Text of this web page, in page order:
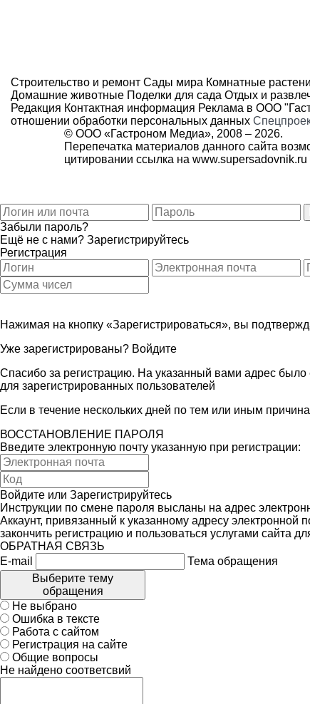
Строительство и ремонт Сады мира Комнатные
Домашние животные Поделки для сада Отдых и
Редакция Контактная информация Реклама в ООО
отношении обработки персональных данных
© ООО «Гастроном Медиа», 2008 – 2026.
Перепечатка материалов данного сайта
цитировании ссылка на www.supersadovnik.ru
Забыли пароль?
Ещё не с нами? Зарегистрируйтесь
Регистрация
Нажимая на кнопку «Зарегистрироваться», вы
Уже зарегистрированы? Войдите
Спасибо за регистрацию. На указанный вами адрес было
для зарегистрированных пользователей
Если в течение нескольких дней по тем или иным
ВОССТАНОВЛЕНИЕ ПАРОЛЯ
Введите электронную почту указанную при регистрации:
Войдите или Зарегистрируйтесь
Инструкции по смене пароля высланы на адрес
Аккаунт, привязанный к указанному адресу
закончить регистрацию и пользоваться услугами сайта
ОБРАТНАЯ СВЯЗЬ
E-mail
Тема обращения
Выберите тему
обращения
Не выбрано
Ошибка в тексте
Работа с сайтом
Регистрация на сайте
Общие вопросы
Не найдено соответсвий